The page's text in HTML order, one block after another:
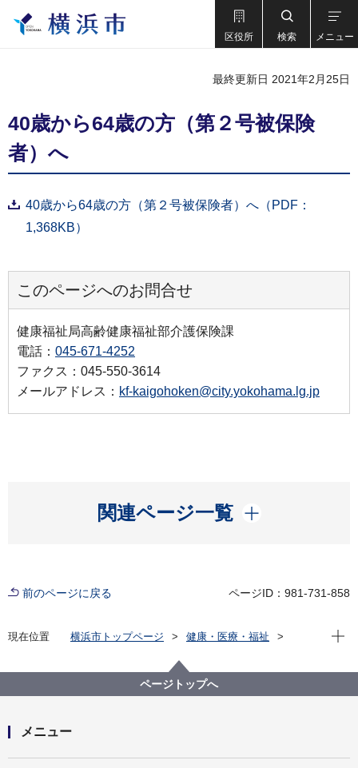
区役所 検索 メニュー
最終更新日 2021年2月25日
40歳から64歳の方（第２号被保険
者）へ
40歳から64歳の方（第２号被保険者）へ（PDF：
1,368KB）
このページへのお問合せ
健康福祉局高齢健康福祉部介護保険課
電話： 045-671-4252
ファクス：045-550-3614
メールアドレス： kf-kaigohoken@city.yokohama.lg.jp
関連ページ一覧
開く
前のページに戻る ページID：981-731-858
現在位置 横浜市トップページ
健康・医療・福祉
40歳から64歳の方（第２号被保険者）へ
現在
ページトップへ
メニュー